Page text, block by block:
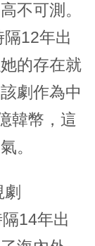
不可測。
12年出
的存在就
劇作為中
韓幣，這
。
14年出